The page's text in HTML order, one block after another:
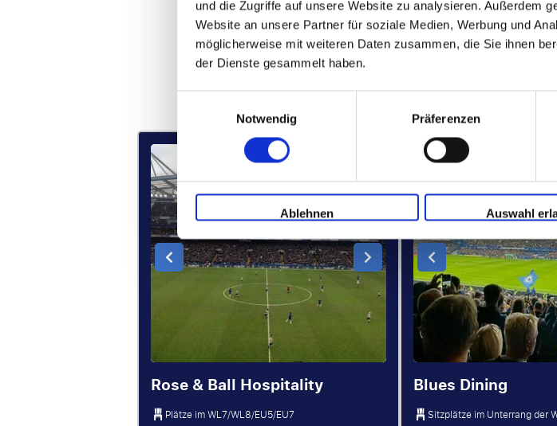
und die Zugriffe auf unsere Website zu analysieren. Außerdem
Website an unsere Partner für soziale Medien, Werbung und
möglicherweise mit weiteren Daten zusammen, die Sie ihnen
der Dienste gesammelt haben.
Notwendig
Präferenzen
Ablehnen Auswahl
2 Nächte
Stellen Sie Ihre
Rose & Ball Hospitality
Plätze imWL7/WL8/EU5/EU7
Blues Dining
Sitzplätze im Unterrang der